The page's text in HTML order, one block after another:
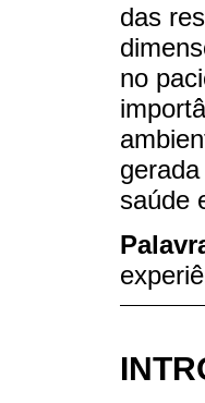
das
no
saúde